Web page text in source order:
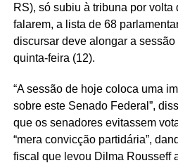
RS), só subiu à tribuna por volta
falarem, a lista de 68
discursar deve alongar a
quinta-feira (12).
“A sessão de hoje coloca uma
sobre este Senado Federal”,
que os senadores evitassem
“mera convicção partidária”,
fiscal que levou Dilma Rousseff